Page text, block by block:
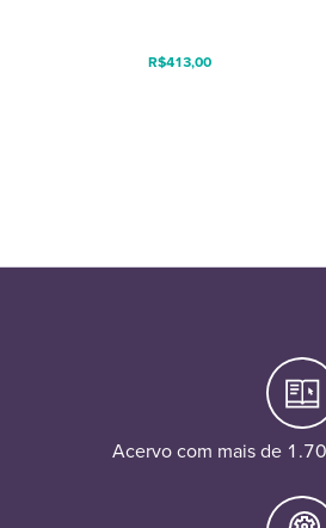
R$413,00
Acervo com mais de